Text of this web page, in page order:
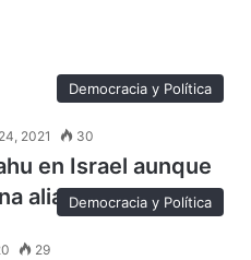
Democracia y Política
2021 30
en Israel aunque
alianzaDemocracia y Política
29